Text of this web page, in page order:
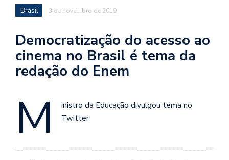
Brasil 3 de novembro de 2019
Democratização do acesso ao
cinema no Brasil é tema da
redação do Enem
M
inistro da Educação divulgou tema no
Twitter